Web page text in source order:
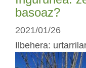
basoaz?
2021/01/26
Ilbehera: